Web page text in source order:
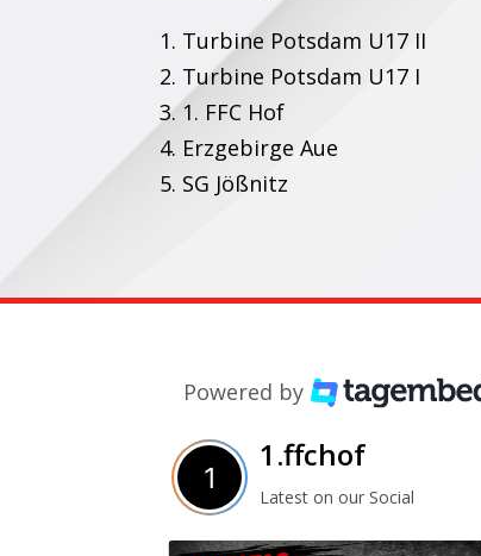
1. Turbine Potsdam U17 II
2. Turbine Potsdam U17 I
3. 1. FFC Hof
4. Erzgebirge Aue
5. SG Jößnitz
Powered by
1.ffchof
Latest on our Social